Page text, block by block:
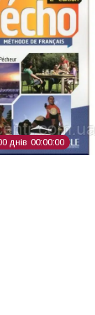
0 днів 00 00 00